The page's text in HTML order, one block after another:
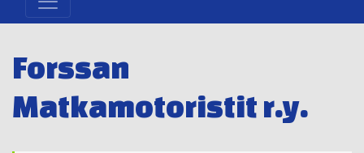
Forssan
Matkamotoristit r.y.